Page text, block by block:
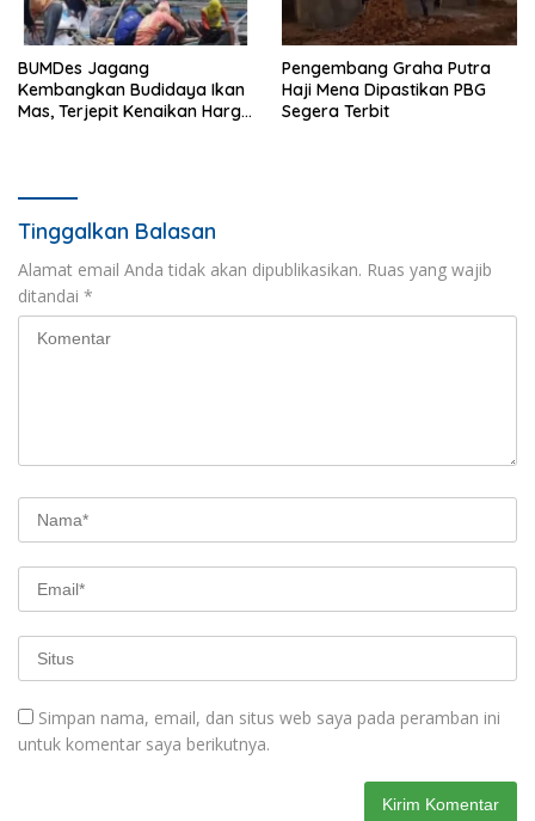
BUMDes Jagang
Kembangkan Budidaya Ikan
Mas, Terjepit Kenaikan Harga
Pengembang Graha Putra
Haji Mena Dipastikan PBG
Segera Terbit
Tinggalkan Balasan
Alamat email Anda tidak akan dipublikasikan. Ruas yang wajib
ditandai *
Simpan nama, email, dan situs web saya pada peramban ini
untuk komentar saya berikutnya.